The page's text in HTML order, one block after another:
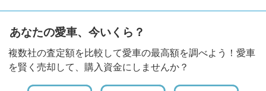
あなたの愛車、今いくら？
複数社の査定額を比較して愛車の最高額を調べよう！愛車
を賢く売却して、購入資金にしませんか？